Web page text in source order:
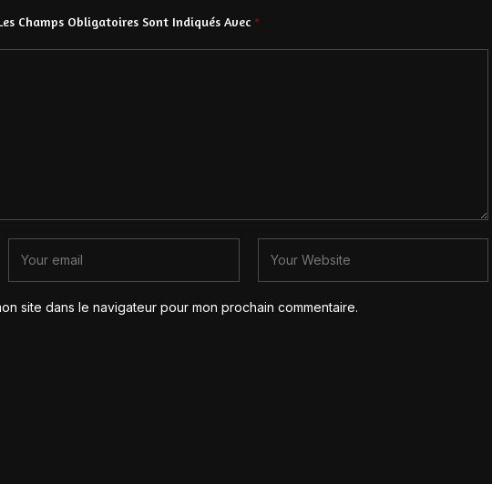
Champs Obligatoires Sont Indiqués Avec *
site dans le navigateur pour mon prochain commentaire.